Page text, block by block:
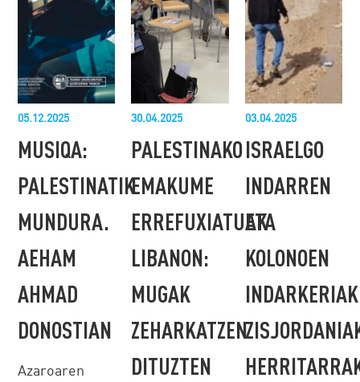
05.12.2025
MUSIQA:
PALESTINATIK
MUNDURA.
AEHAM
AHMAD
DONOSTIAN
Azaroaren
30.04.2025
PALESTINAKO
EMAKUME
ERREFUXIATUAK
LIBANON:
MUGAK
ZEHARKATZEN
DITUZTEN
03.04.2025
ISRAELGO
INDARREN
ETA
KOLONOEN
INDARKERIAK